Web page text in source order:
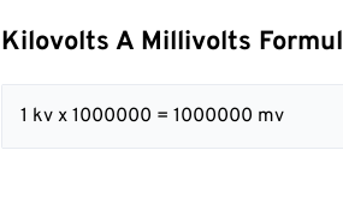
Kilovolts A Millivolts
1 kv x 1000000 = 1000000 mv